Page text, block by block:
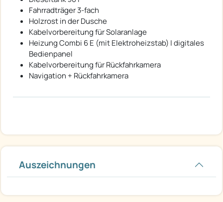
Fahrradträger 3-fach
Holzrost in der Dusche
Kabelvorbereitung für Solaranlage
Heizung Combi 6 E (mit Elektroheizstab) | digitales
Bedienpanel
Kabelvorbereitung für Rückfahrkamera
Navigation + Rückfahrkamera
Auszeichnungen